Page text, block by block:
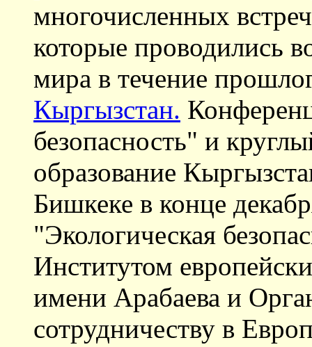
многочисленных
которые проводились
мира в течение
Кыргызстан.
безопасность" и
образование
Бишкеке в конце
"Экологическая
Институтом
имени Арабаева и
сотрудничеству в